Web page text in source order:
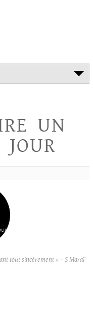
UN
tout sincèrement » – S Maraï